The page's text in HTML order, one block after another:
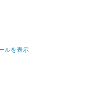
ルを表示